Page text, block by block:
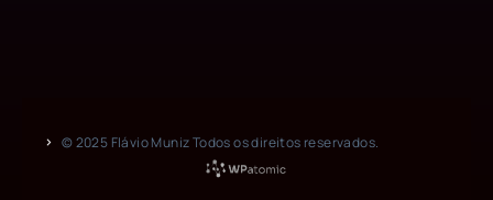
© 2025 Flávio Muniz Todos os direitos reservados.